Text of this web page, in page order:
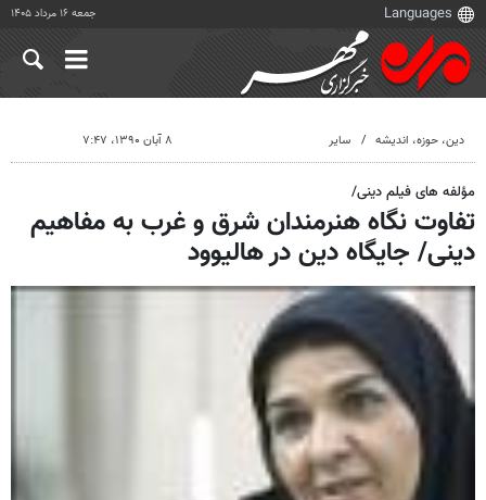
جمعه ۱۶ مرداد ۱۴۰۵
دين، حوزه، انديشه سایر ۸ آبان ۱۳۹۰، ۷:۴۷
مؤلفه های فیلم دینی/
تفاوت نگاه هنرمندان شرق و غرب به مفاهیم
دینی/ جایگاه دین در هالیوود